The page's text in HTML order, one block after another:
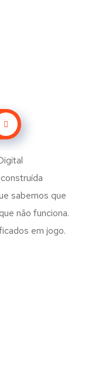
sabemos que
não funciona.
em jogo.